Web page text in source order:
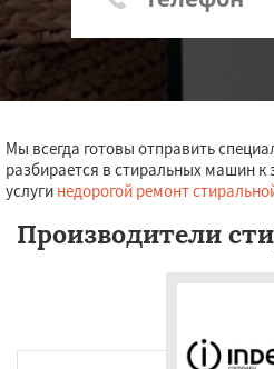
Мы всегда готовы отправить
разбирается в стиральных машин к
услуги недорогой ремонт
Производители